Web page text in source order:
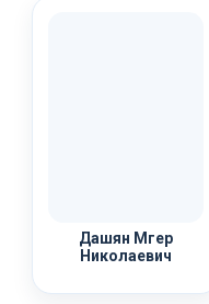
Дашян Мгер
Николаевич